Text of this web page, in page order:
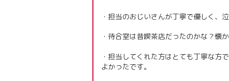
・担当のおじいさんが丁寧で優しく、
・待合室は昔喫茶店だったのかな？懐
・担当してくれた方はとても丁寧な方
よかったです。